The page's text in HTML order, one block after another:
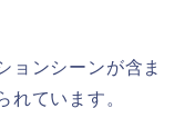
ョンシーンが含ま
れています。